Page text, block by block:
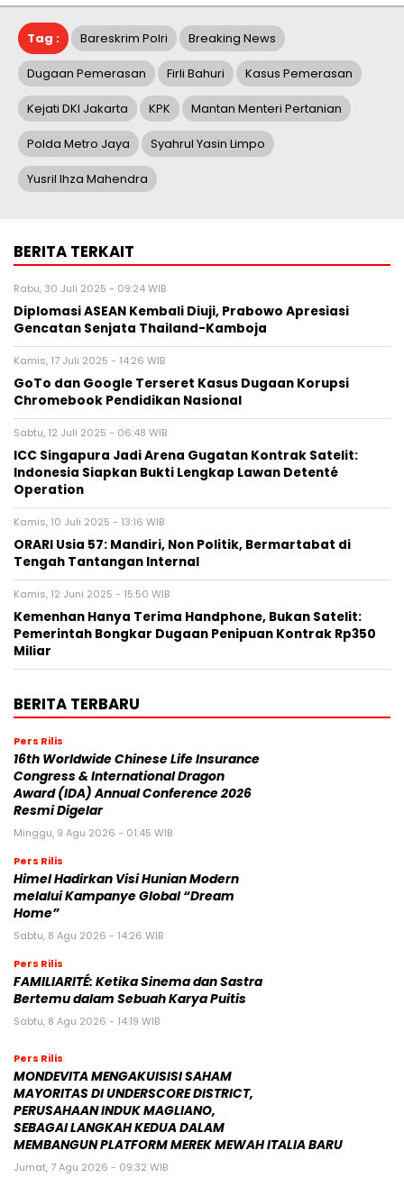
Tag : Bareskrim Polri Breaking News
Dugaan Pemerasan Firli Bahuri Kasus Pemerasan
Kejati DKI Jakarta KPK Mantan Menteri Pertanian
Polda Metro Jaya Syahrul Yasin Limpo
BERITA TERKAIT
Rabu, 30 Juli 2025 - 09:24 WIB
Diplomasi ASEAN Kembali Diuji, Prabowo Apresiasi
Gencatan Senjata Thailand-Kamboja
Kamis, 17 Juli 2025 - 14:26 WIB
GoTo dan Google Terseret Kasus Dugaan Korupsi
Chromebook Pendidikan Nasional
Sabtu, 12 Juli 2025 - 06:48 WIB
ICC Singapura Jadi Arena Gugatan Kontrak Satelit:
Indonesia Siapkan Bukti Lengkap Lawan Detenté
Operation
Kamis, 10 Juli 2025 - 13:16 WIB
ORARI Usia 57: Mandiri, Non Politik, Bermartabat di
Tengah Tantangan Internal
Kamis, 12 Juni 2025 - 15:50 WIB
Kemenhan Hanya Terima Handphone, Bukan Satelit:
Pemerintah Bongkar Dugaan Penipuan Kontrak Rp350
BERITA TERBARU
Pers Rilis
16th Worldwide Chinese Life Insurance
Congress & International Dragon
Award (IDA) Annual Conference 2026
Minggu, 9 Agu 2026 - 01:45 WIB
Pers Rilis
Himel Hadirkan Visi Hunian Modern
melalui Kampanye Global “Dream
Sabtu, 8 Agu 2026 - 14:26 WIB
Pers Rilis
FAMILIARITÉ: Ketika Sinema dan Sastra
Sabtu, 8 Agu 2026 - 14:19 WIB
Pers Rilis
MONDEVITA MENGAKUISISI SAHAM
MAYORITAS DI UNDERSCORE DISTRICT,
PERUSAHAAN INDUK MAGLIANO,
SEBAGAI LANGKAH KEDUA DALAM